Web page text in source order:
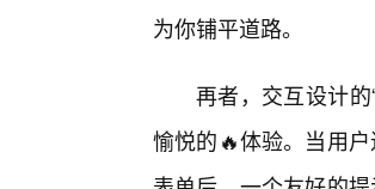
为你铺平道路。
再者，交互设计
愉悦的🔥体验。当用